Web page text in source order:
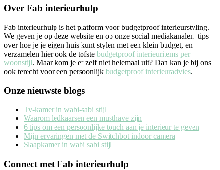
Over Fab interieurhulp
Fab interieurhulp is het platform voor budgetproof interieurstyling.
We geven je op deze website en op onze social mediakanalen tips
over hoe je je eigen huis kunt stylen met een klein budget, en
verzamelen hier ook de tofste budgetproof interieuritems per
woonstijl. Maar kom je er zelf niet helemaal uit? Dan kan je bij ons
ook terecht voor een persoonlijk budgetproof interieuradvies.
Onze nieuwste blogs
Tv-kamer in wabi-sabi stijl
Waarom ledkaarsen een musthave zijn
6 tips om een persoonlijke touch aan je interieur te geven
Mijn ervaringen met de Switchbot indoor camera
Slaapkamer in wabi sabi stijl
Connect met Fab interieurhulp